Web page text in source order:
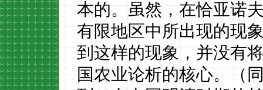
本的。虽然，在恰亚诺
有限地区中所出现的现
到这样的现象，并没有
国农业论析的核心。（